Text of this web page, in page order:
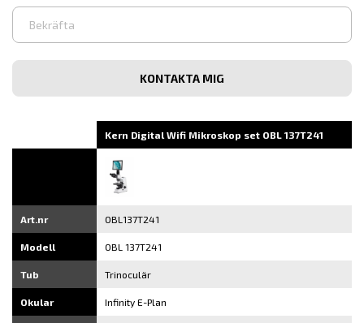
Ange
e-
Bekräfta
post
Kern Digital Wifi Mikroskop set OBL 137T241
Art.nr OBL137T241
Modell OBL 137T241
Tub Trinoculär
Okular Infinity E-Plan